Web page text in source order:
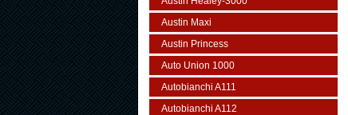
Austin Maxi
Austin Princess
Auto Union 1000
Autobianchi A111
Autobianchi A112